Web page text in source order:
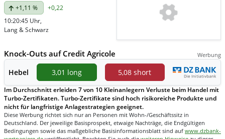
+1,11 %
+0,22
10:20:45 Uhr,
Lang & Schwarz
Knock-Outs auf Credit Agricole Werbung
Hebel 3,01 long 5,08 short
Im Durchschnitt erleiden 7 von 10 Kleinanlegern Verluste beim Handel mit
Turbo-Zertifikaten. Turbo-Zertifikate sind hoch risikoreiche Produkte und
nicht für langfristige Anlagestrategien geeignet.
Diese Werbung richtet sich nur an Personen mit Wohn-/Geschäftssitz in
Deutschland. Der jeweilige Basisprospekt, etwaige Nachträge, die Endgültigen
Bedingungen sowie das maßgebliche Basisinformationsblatt sind auf www.dzbank-